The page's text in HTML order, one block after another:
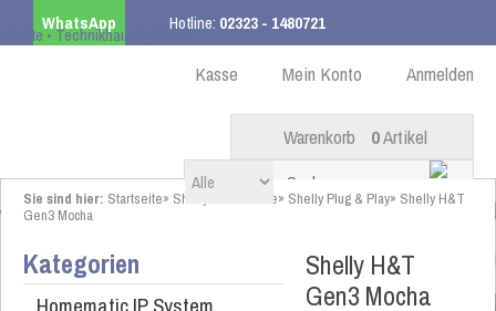
WhatsApp Hotline: 02323 - 1480721
ab 99,00 € innerhalb DE Anmelden
Mein Konto
Kasse
Warenkorb 0Artikel
Sie sind hier: Startseite» Shelly SmartHome» Shelly Plug & Play» Shelly H&T
Gen3 Mocha
Kategorien
Shelly H&T
Gen3 Mocha